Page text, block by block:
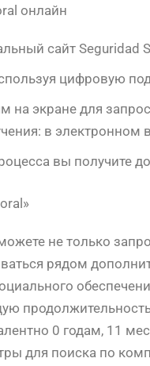
онлайн
сайт Seguridad
цифровую
на экране для
в электронном
вы получите
не только
рядом
0 годам, 11
для поиска по